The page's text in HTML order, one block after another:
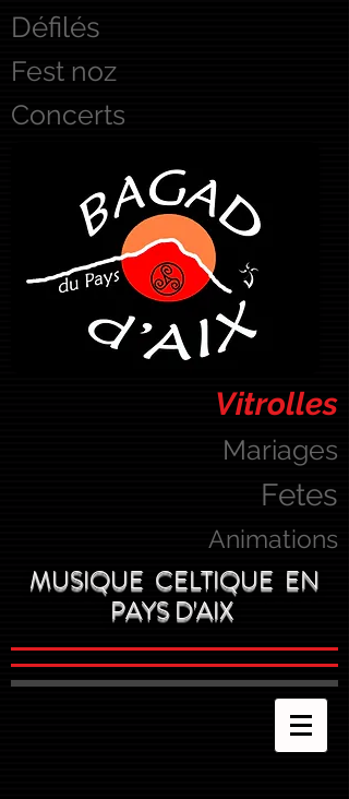
Défilés
Fest noz
Concerts
Vitrolles
Mariages
Fetes
Animations
MUSIQUE CELTIQUE EN
PAYS D'AIX